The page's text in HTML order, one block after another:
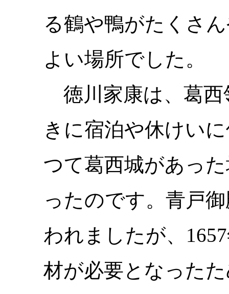
る鶴や鴨がたくさ
よい場所でした。
徳川家康は、葛西
きに宿泊や休けい
つて葛西城があっ
ったのです。青戸
われましたが、
材が必要となった